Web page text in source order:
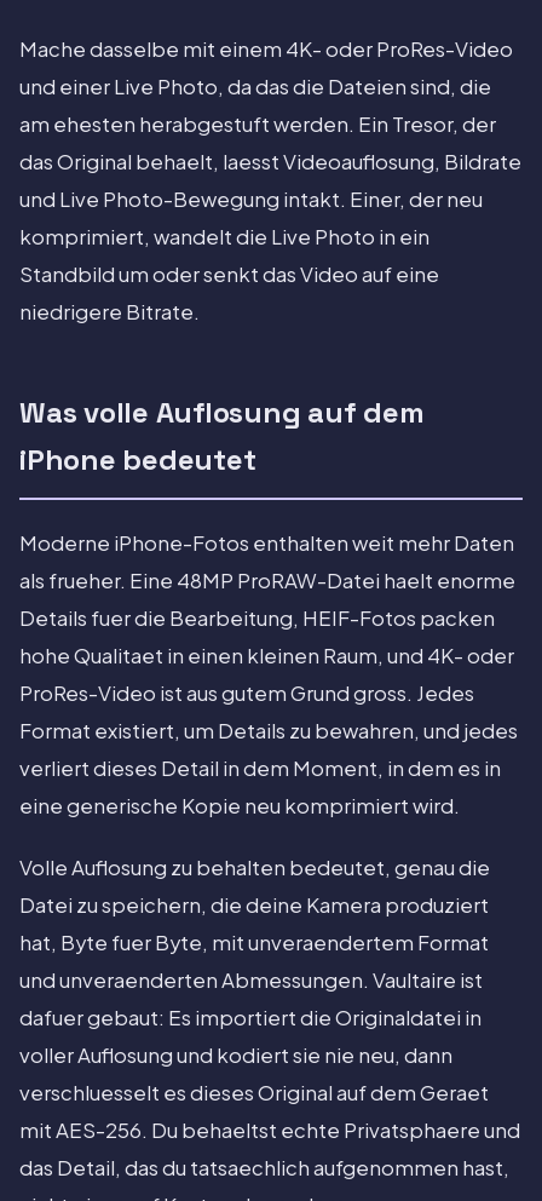
Mache dasselbe mit einem 4K- oder ProRes-Video
und einer Live Photo, da das die Dateien sind, die
am ehesten herabgestuft werden. Ein Tresor, der
das Original behaelt, laesst Videoauflosung, Bildrate
und Live Photo-Bewegung intakt. Einer, der neu
komprimiert, wandelt die Live Photo in ein
Standbild um oder senkt das Video auf eine
niedrigere Bitrate.
Was volle Auflosung auf dem
iPhone bedeutet
Moderne iPhone-Fotos enthalten weit mehr Daten
als frueher. Eine 48MP ProRAW-Datei haelt enorme
Details fuer die Bearbeitung, HEIF-Fotos packen
hohe Qualitaet in einen kleinen Raum, und 4K- oder
ProRes-Video ist aus gutem Grund gross. Jedes
Format existiert, um Details zu bewahren, und jedes
verliert dieses Detail in dem Moment, in dem es in
eine generische Kopie neu komprimiert wird.
Volle Auflosung zu behalten bedeutet, genau die
Datei zu speichern, die deine Kamera produziert
hat, Byte fuer Byte, mit unveraendertem Format
und unveraenderten Abmessungen. Vaultaire ist
dafuer gebaut: Es importiert die Originaldatei in
voller Auflosung und kodiert sie nie neu, dann
verschluesselt es dieses Original auf dem Geraet
mit AES-256. Du behaeltst echte Privatsphaere und
das Detail, das du tatsaechlich aufgenommen hast,